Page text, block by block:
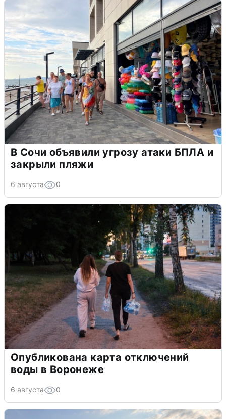
В Сочи объявили угрозу атаки БПЛА и
закрыли пляжи
6 августа 0
Опубликована карта отключений
воды в Воронеже
6 августа 0